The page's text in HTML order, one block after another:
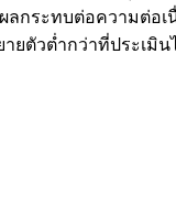
กระทบต่อความต่อ
ยตัวต่ำกว่าที่ประเมิ